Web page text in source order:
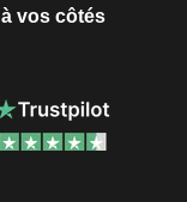
à vos côtés